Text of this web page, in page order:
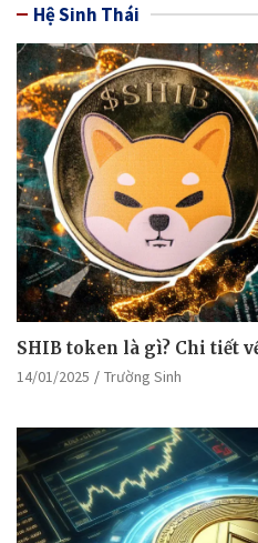
Hệ Sinh Thái
SHIB token là gì? Chi tiết
14/01/2025 Trường Sinh